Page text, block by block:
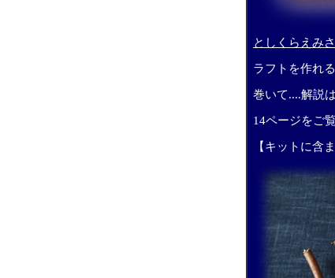
としくらえみ
ラフトを作れ
巻いて....解説
14ページをご
【キットに含